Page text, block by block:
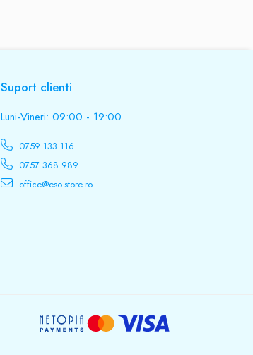
Suport clienti
Luni-Vineri: 09:00 - 19:00
0759 133 116
0757 368 989
office@eso-store.ro